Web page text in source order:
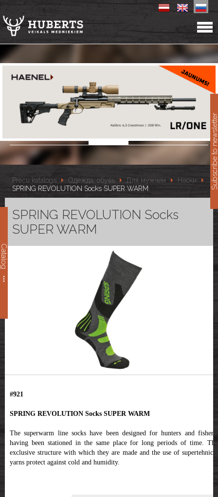
Catalog
Preču katalogs Одежда, обувь Для мужчин
Носки
SPRING REVOLUTION Socks SUPER WARM
SPRING REVOLUTION Socks
SUPER WARM
#921
SPRING REVOLUTION Socks SUPER WARM
The superwarm line socks have been designed for hunters and fishers,
having been stationed in the same place for long periods of time. The
exclusive structure with which they are made and the use of supertehnical
yarns protect against cold and humidity.
Subscribe